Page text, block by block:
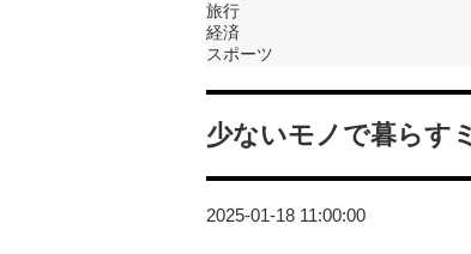
旅行
経済
スポーツ
少ないモノで暮らす
2025-01-18 11:00:00